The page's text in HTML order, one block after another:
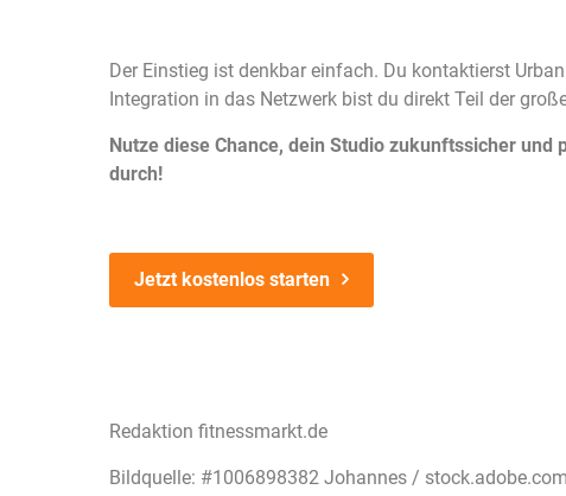
Der Einstieg ist denkbar einfach. Du kontaktierst
Integration in das Netzwerk bist du direkt Teil der
Nutze diese Chance, dein Studio zukunftssicher
durch!
Jetzt kostenlos starten
Redaktion fitnessmarkt.de
Bildquelle: #1006898382 Johannes / stock.adobe.com